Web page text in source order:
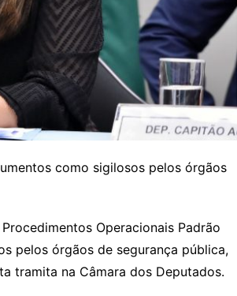
como sigilosos pelos órgãos
Operacionais Padrão
pelos órgãos de segurança pública,
tramita na Câmara dos Deputados.